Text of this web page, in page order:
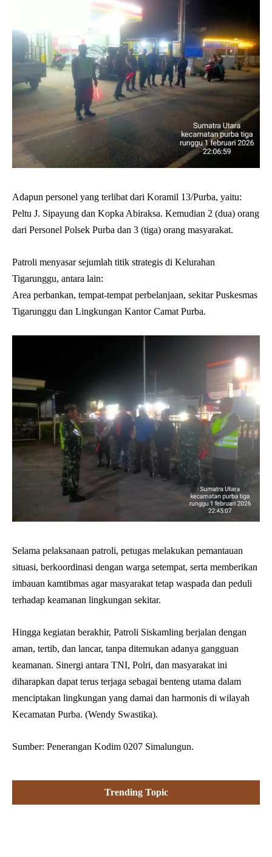
Adapun personel yang terlibat dari Koramil 13/Purba, yaitu:
Peltu J. Sipayung dan Kopka Abiraksa. Kemudian 2 (dua) orang
dari Personel Polsek Purba dan 3 (tiga) orang masyarakat.
Patroli menyasar sejumlah titik strategis di Kelurahan
Tigarunggu, antara lain:
Area perbankan, tempat-tempat perbelanjaan, sekitar Puskesmas
Tigarunggu dan Lingkungan Kantor Camat Purba.
Selama pelaksanaan patroli, petugas melakukan pemantauan
situasi, berkoordinasi dengan warga setempat, serta memberikan
imbauan kamtibmas agar masyarakat tetap waspada dan peduli
terhadap keamanan lingkungan sekitar.
Hingga kegiatan berakhir, Patroli Siskamling berjalan dengan
aman, tertib, dan lancar, tanpa ditemukan adanya gangguan
keamanan. Sinergi antara TNI, Polri, dan masyarakat ini
diharapkan dapat terus terjaga sebagai benteng utama dalam
menciptakan lingkungan yang damai dan harmonis di wilayah
Kecamatan Purba. (Wendy Swastika).
Sumber: Penerangan Kodim 0207 Simalungun.
Trending Topic